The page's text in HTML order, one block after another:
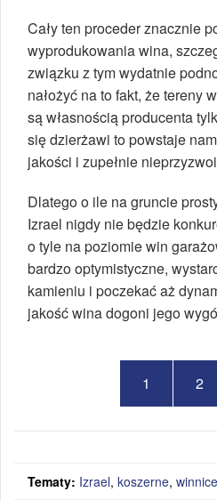
Cały ten proceder znacznie
wyprodukowania wina,
związku z tym wydatnie
nałożyć na to fakt, że tereny
są własnością producenta
się dzierżawi to powstaje
jakości i zupełnie
Dlatego o ile na gruncie
Izrael nigdy nie będzie
o tyle na poziomie win
bardzo optymistyczne,
kamieniu i poczekać aż
jakość wina dogoni jego
1 2
Tematy: Izrael, koszerne, winnice